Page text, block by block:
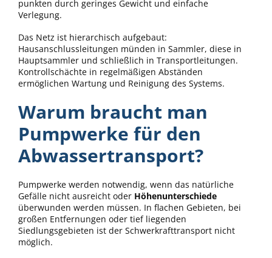
punkten durch geringes Gewicht und einfache
Verlegung.
Das Netz ist hierarchisch aufgebaut:
Hausanschlussleitungen münden in Sammler, diese in
Hauptsammler und schließlich in Transportleitungen.
Kontrollschächte in regelmäßigen Abständen
ermöglichen Wartung und Reinigung des Systems.
Warum braucht man
Pumpwerke für den
Abwassertransport?
Pumpwerke werden notwendig, wenn das natürliche
Gefälle nicht ausreicht oder Höhenunterschiede
überwunden werden müssen. In flachen Gebieten, bei
großen Entfernungen oder tief liegenden
Siedlungsgebieten ist der Schwerkrafttransport nicht
möglich.